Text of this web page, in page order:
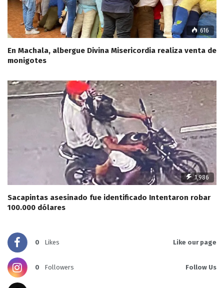
616
En Machala, albergue Divina Misericordia realiza venta de
monigotes
1,986
Sacapintas asesinado fue identificado Intentaron robar
100.000 dólares
0 Likes Like our page
0 Followers Follow Us